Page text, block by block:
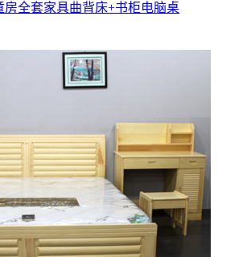
全套家具曲背床+书柜电脑桌